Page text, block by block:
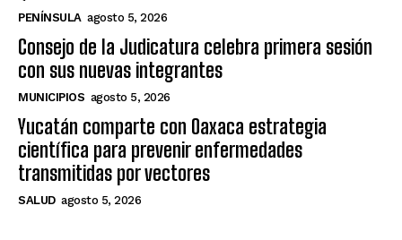
PENÍNSULA agosto 5, 2026
Consejo de la Judicatura celebra primera sesión
con sus nuevas integrantes
MUNICIPIOS agosto 5, 2026
Yucatán comparte con Oaxaca estrategia
científica para prevenir enfermedades
transmitidas por vectores
SALUD agosto 5, 2026